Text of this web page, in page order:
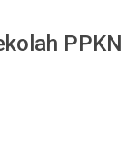
PPKN